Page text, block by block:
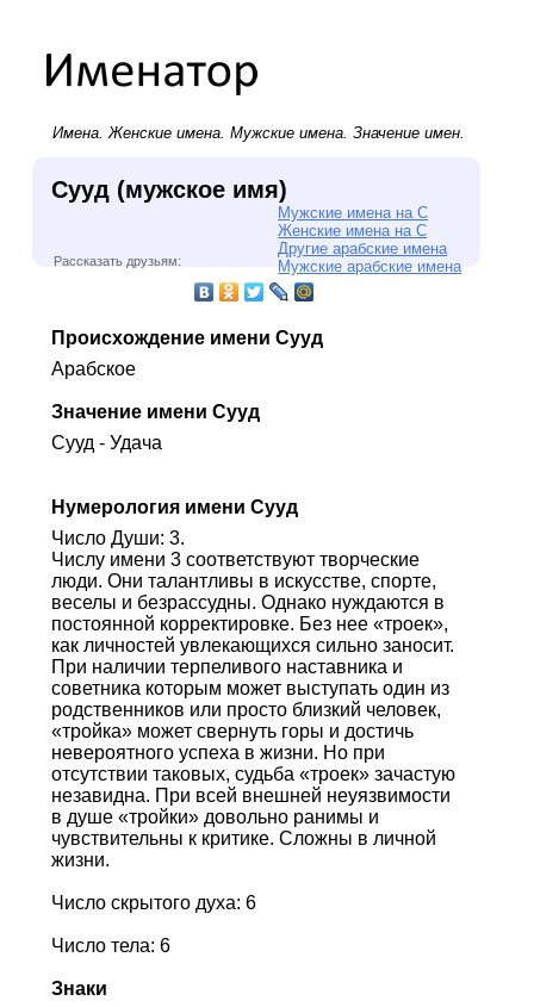
Имена.Женские имена. Мужские имена. Значение имен.
Сууд (мужское имя)
Мужские имена на С
Женские имена на С
Другие арабские имена
Мужские арабские имена
Рассказать друзьям:
Происхождение имени Сууд
Арабское
Значение имени Сууд
Сууд - Удача
Нумерология имени Сууд
Число Души: 3.
Числу имени 3 соответствуют творческие
люди. Они талантливы в искусстве, спорте,
веселы и безрассудны. Однако нуждаются в
постоянной корректировке. Без нее «троек»,
как личностей увлекающихся сильно заносит.
При наличии терпеливого наставника и
советника которым может выступать один из
родственников или просто близкий человек,
«тройка» может свернуть горы и достичь
невероятного успеха в жизни. Но при
отсутствии таковых, судьба «троек» зачастую
незавидна. При всей внешней неуязвимости
в душе «тройки» довольно ранимы и
чувствительны к критике. Сложны в личной
жизни.
Число скрытого духа: 6
Число тела: 6
Знаки